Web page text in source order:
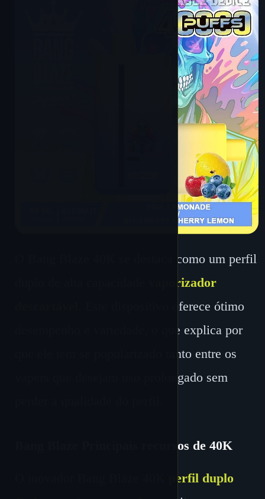
O Bang Blaze 40K se destaca como um perfil
vaporizador
. Este dispositivo oferece ótimo
desempenho e variedade, o que explica por
que ele tem se popularizado tanto entre os
vapers que desejam uso prolongado sem
Bang Blaze Principais recursos de 40K
perfil duplo